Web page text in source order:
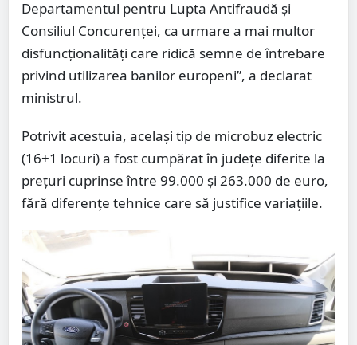
Departamentul pentru Lupta Antifraudă și
Consiliul Concurenței, ca urmare a mai multor
disfuncționalități care ridică semne de întrebare
privind utilizarea banilor europeni”, a declarat
ministrul.
Potrivit acestuia, același tip de microbuz electric
(16+1 locuri) a fost cumpărat în județe diferite la
prețuri cuprinse între 99.000 și 263.000 de euro,
fără diferențe tehnice care să justifice variațiile.